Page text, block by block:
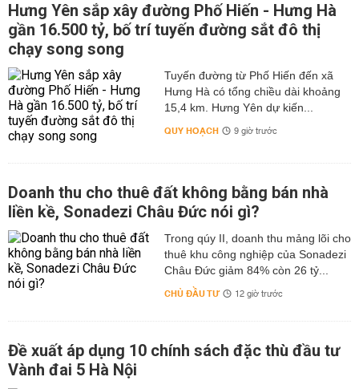
Hưng Yên sắp xây đường Phố Hiến - Hưng Hà
gần 16.500 tỷ, bố trí tuyến đường sắt đô thị
chạy song song
Tuyến đường từ Phố Hiến đến xã
Hưng Hà có tổng chiều dài khoảng
15,4 km. Hưng Yên dự kiến...
QUY HOẠCH 9 giờ trước
Doanh thu cho thuê đất không bằng bán nhà
liền kề, Sonadezi Châu Đức nói gì?
Trong qúy II, doanh thu mảng lõi cho
thuê khu công nghiệp của Sonadezi
Châu Đức giảm 84% còn 26 tỷ...
CHỦ ĐẦU TƯ 12 giờ trước
Đề xuất áp dụng 10 chính sách đặc thù đầu tư
Vành đai 5 Hà Nội